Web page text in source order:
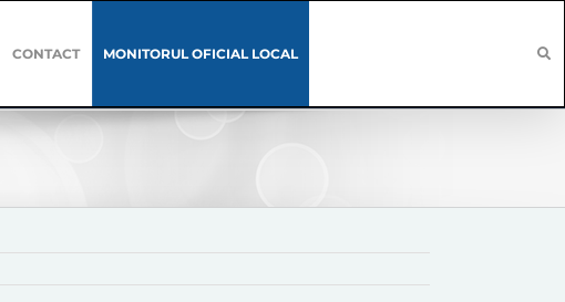
CONTACT MONITORUL OFICIAL LOCAL